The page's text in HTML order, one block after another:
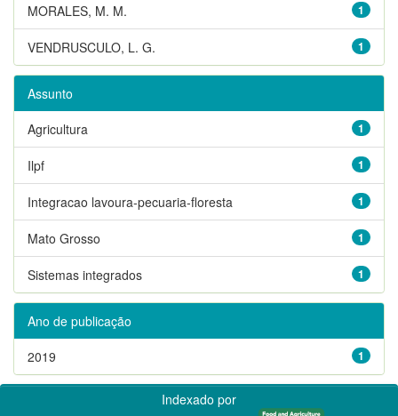
1
MORALES, M. M.
1
VENDRUSCULO, L. G.
Assunto
1
Agricultura
1
Ilpf
1
Integracao lavoura-pecuaria-floresta
1
Mato Grosso
1
Sistemas integrados
Ano de publicação
1
2019
Indexado por